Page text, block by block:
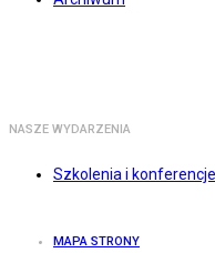
NASZE WYDARZENIA
Szkolenia i konferencje
MAPA STRONY